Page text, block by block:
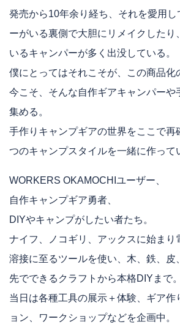
発売から10年余り経ち、それを愛用
ーがいる裏側で大胆にリメイクしたり
いるキャンパーが多く出没している。
僕にとってはそれこそが、この商品化
今こそ、そんな自作ギアキャンパーや
集める。
手作りキャンプギアの世界をここで再
つのキャンプスタイルを一緒に作って
WORKERS OKAMOCHIユーザー、
自作キャンプギア勇者、
DIYやキャンプがしたい者たち。
ナイフ、ノコギリ、アックスに始まり
溶接に至るツールを使い、木、鉄、皮
先でできるクラフトから本格DIYまで。
当日は各種工具の展示＋体験、ギア作
ョン、ワークショップなどを企画中。